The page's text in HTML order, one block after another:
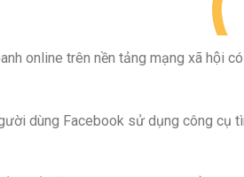
online trên nền tảng mạng xã hội có
dùng Facebook sử dụng công cụ